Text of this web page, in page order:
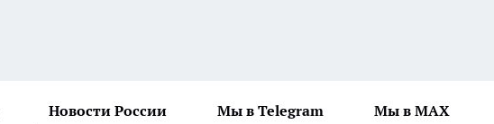
Новости России Мы в Telegram Мы в MAX